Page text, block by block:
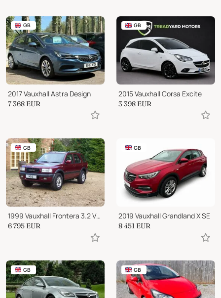
GB
2017 Vauxhall Astra Design
7 368 EUR
GB
2015 Vauxhall Corsa Excite
3 398 EUR
GB
1999 Vauxhall Frontera 3.2 V6 Limited 5 Speed Manual
6 795 EUR
GB
2019 Vauxhall Grandland X SE
8 451 EUR
GB GB